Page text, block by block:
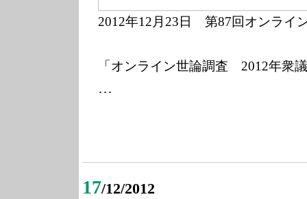
2012年1 2月23日 第87回オンライ
「オンライン世論調査 2012年衆
…
17/12/2012